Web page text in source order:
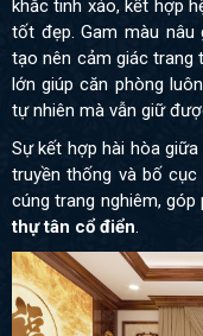
khắc tinh xảo, kết hợp
tốt đẹp. Gam màu nâu
tạo nên cảm giác trang
lớn giúp căn phòng
tự nhiên mà vẫn giữ
Sự kết hợp hài hòa
truyền thống và bố
cúng trang nghiêm,
thự tân cổ điển.